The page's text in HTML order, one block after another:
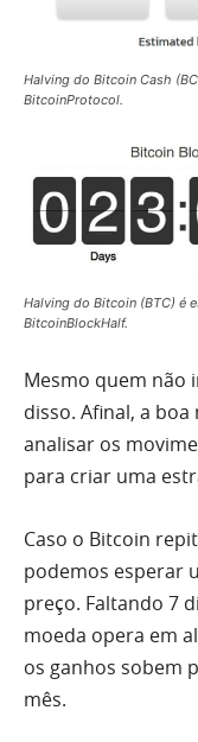
Halving do Bitcoin Cash
BitcoinProtocol.
Halving do Bitcoin (BTC) é
BitcoinBlockHalf.
Mesmo quem não
disso. Afinal, a
analisar os
para criar uma
Caso o Bitcoin
podemos esperar
preço. Faltando 7
moeda opera em
os ganhos sobem
mês.